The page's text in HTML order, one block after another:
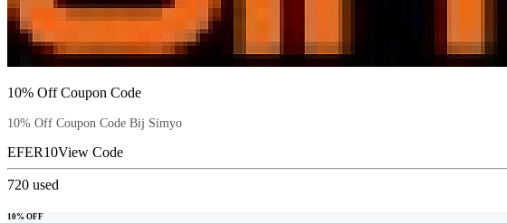
10% Off Coupon Code
10% Off Coupon Code Bij Simyo
EFER10View Code
720 used
10% OFF